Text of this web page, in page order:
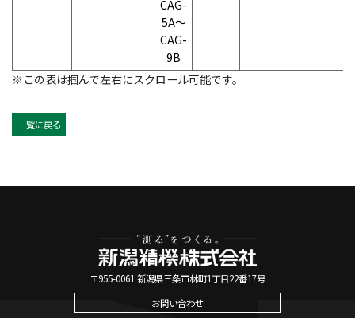
CAG-
5A～
CAG-
9B
※この表は掴んで左右にスクロール可能です。
一覧に戻る
〒955-0061 新潟県三条市林町1丁目22番17号
お問い合わせ